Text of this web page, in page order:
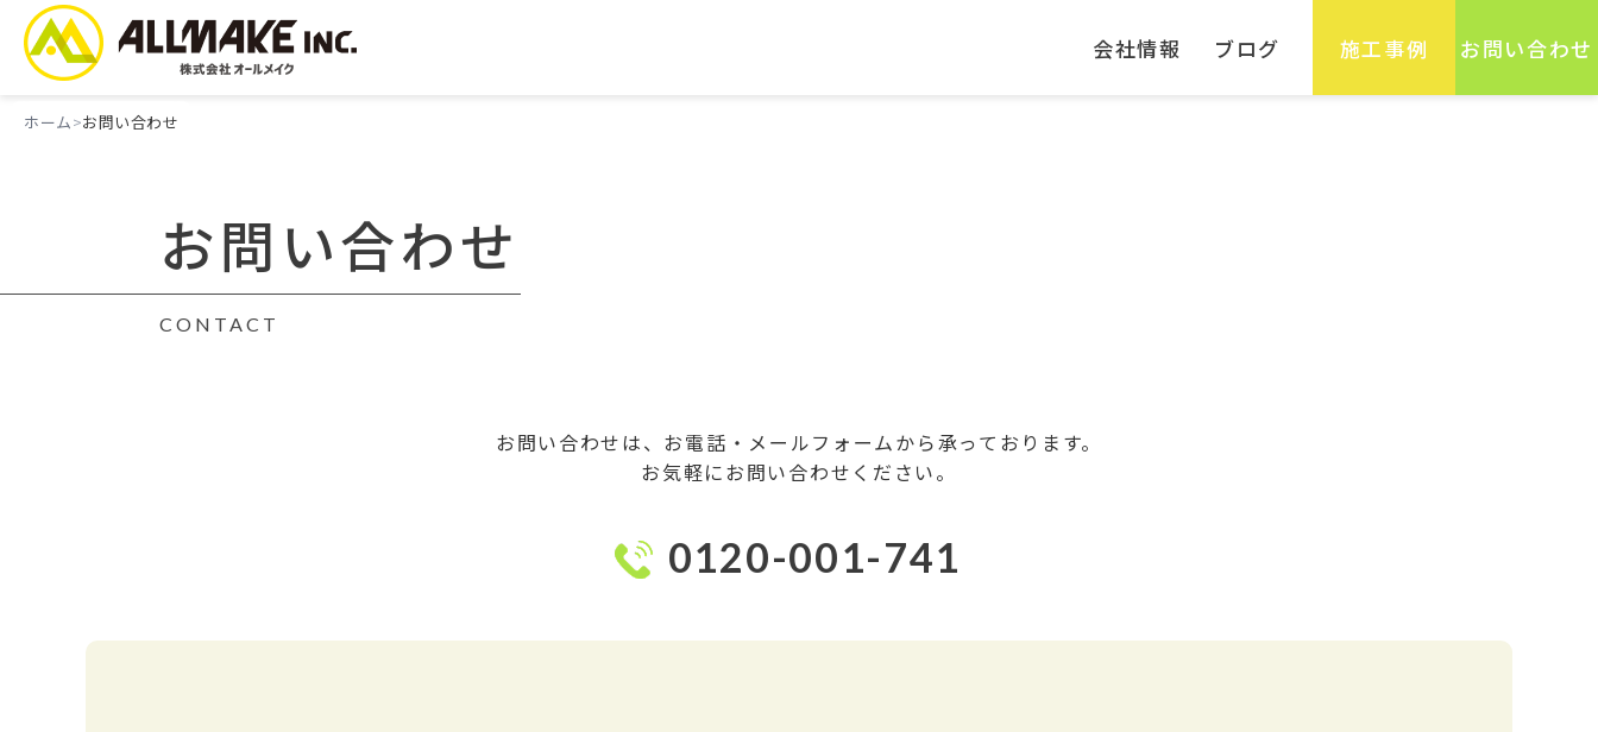
会社情報 ブログ 施工事例 お問い合わせ
ホーム お問い合わせ
お問い合わせ
CONTACT
お問い合わせは、お電話・メールフォームから承っております。
お気軽にお問い合わせください。
0120-001-741